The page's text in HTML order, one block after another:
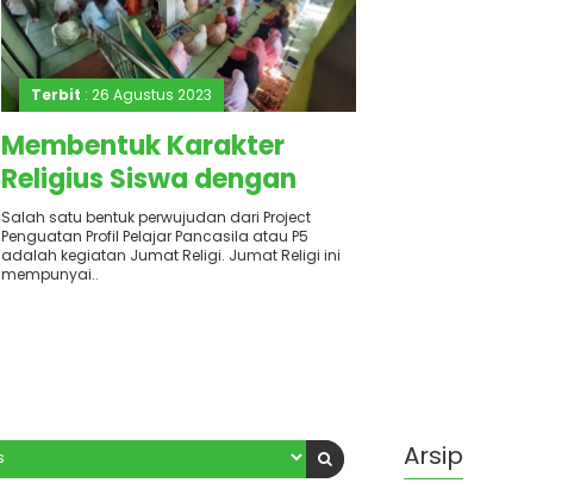
Terbit : 26 Agustus 2023
Membentuk Karakter
Religius Siswa dengan
Jumat Religi
Salah satu bentuk perwujudan dari Project
Penguatan Profil Pelajar Pancasila atau P5
adalah kegiatan Jumat Religi. Jumat Religi ini
mempunyai..
Arsip